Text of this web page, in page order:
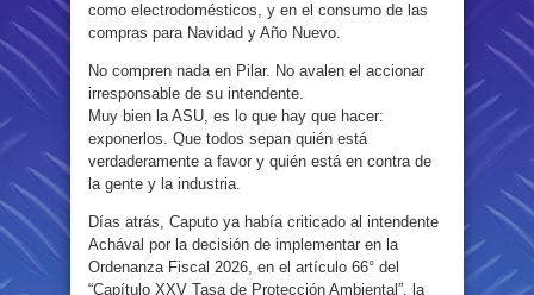
como electrodomésticos, y en el consumo de las
compras para Navidad y Año Nuevo.
No compren nada en Pilar. No avalen el accionar
irresponsable de su intendente.
Muy bien la ASU, es lo que hay que hacer:
exponerlos. Que todos sepan quién está
verdaderamente a favor y quién está en contra de
la gente y la industria.
Días atrás, Caputo ya había criticado al intendente
Achával por la decisión de implementar en la
Ordenanza Fiscal 2026, en el artículo 66° del
“Capítulo XXV Tasa de Protección Ambiental”, la